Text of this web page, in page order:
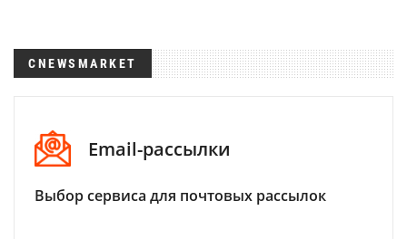
CNEWSMARKET
Email-рассылки
Выбор сервиса для почтовых рассылок